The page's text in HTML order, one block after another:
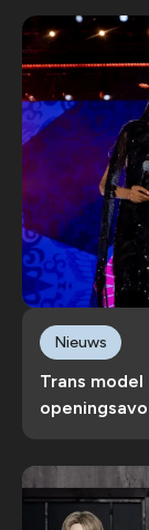
Trans
Nieuws